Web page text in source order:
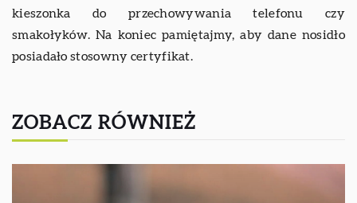
kieszonka do przechowywania telefonu czy
smakołyków. Na koniec pamiętajmy, aby dane nosidło
posiadało stosowny certyfikat.
ZOBACZ RÓWNIEŻ